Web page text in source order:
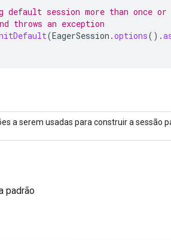
session more than once
throws an exception
(EagerSession .options().
a serem usadas para construir a sessão
padrão